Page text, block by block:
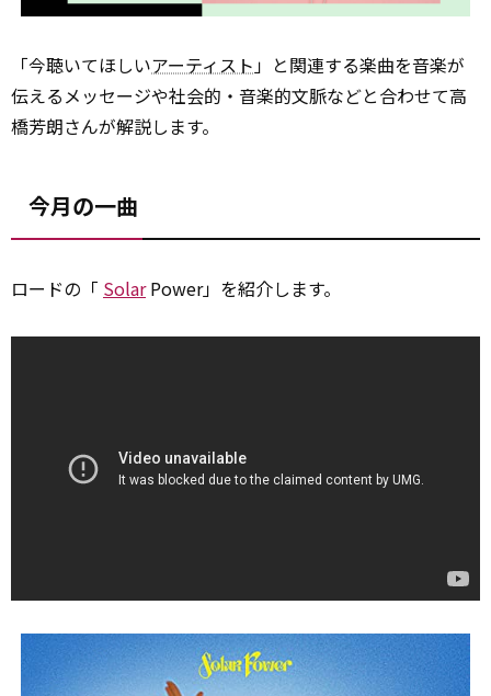
「今聴いてほしいアーティスト」と関連する楽曲を音楽が
伝えるメッセージや社会的・音楽的文脈などと合わせて高
橋芳朗さんが解説します。
今月の一曲
ロードの「 SolarPower」を紹介します。